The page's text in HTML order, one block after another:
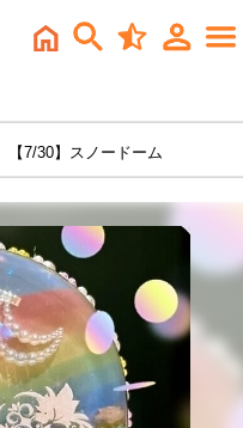
【7/30】スノードーム